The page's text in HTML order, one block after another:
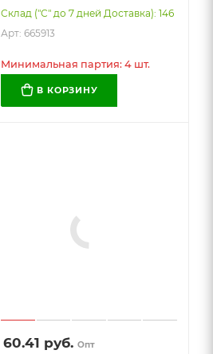
элементов, сенсорная
развивающая, ЭКО, BAMBOX
BABY (БАМБОКС БЭБИ), 665913
Склад ("С" до 7 дней Доставка): 146
Арт: 665913
Минимальная партия: 4 шт.
В КОРЗИНУ
60.41 руб. Опт